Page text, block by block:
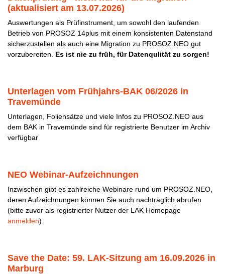
(aktualisiert am 13.07.2026)
Auswertungen als Prüfinstrument, um sowohl den laufenden
Betrieb von PROSOZ 14plus mit einem konsistenten Datenstand
sicherzustellen als auch eine Migration zu PROSOZ.NEO gut
vorzubereiten. Es ist nie zu früh, für Datenqulität zu sorgen!
Unterlagen vom Frühjahrs-BAK 06/2026 in
Travemünde
Unterlagen, Foliensätze und viele Infos zu PROSOZ.NEO aus
dem BAK in Travemünde sind für registrierte Benutzer im Archiv
verfügbar
NEO Webinar-Aufzeichnungen
Inzwischen gibt es zahlreiche Webinare rund um PROSOZ.NEO,
deren Aufzeichnungen können Sie auch nachträglich abrufen
(bitte zuvor als registrierter Nutzer der LAK Homepage
anmelden).
Save the Date: 59. LAK-Sitzung am 16.09.2026 in
Marburg